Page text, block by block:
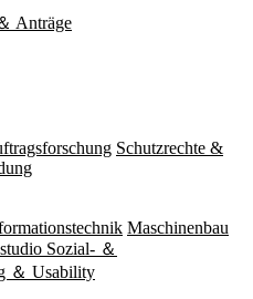
Anträge
Schutzrechte &
Maschinenbau
Sozial- ＆
＆ Usability